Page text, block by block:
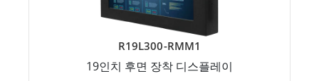
R19L300-RMM1
19인치 후면 장착 디스플레이